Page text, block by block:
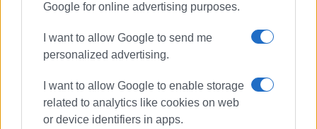
Google for online advertising purposes.
I want to allow Google to send me
personalized advertising.
I want to allow Google to enable storage
related to analytics like cookies on web
or device identifiers in apps.
έτοιμη να τις αποφασίσει.
Εμφανίσεις: 1473